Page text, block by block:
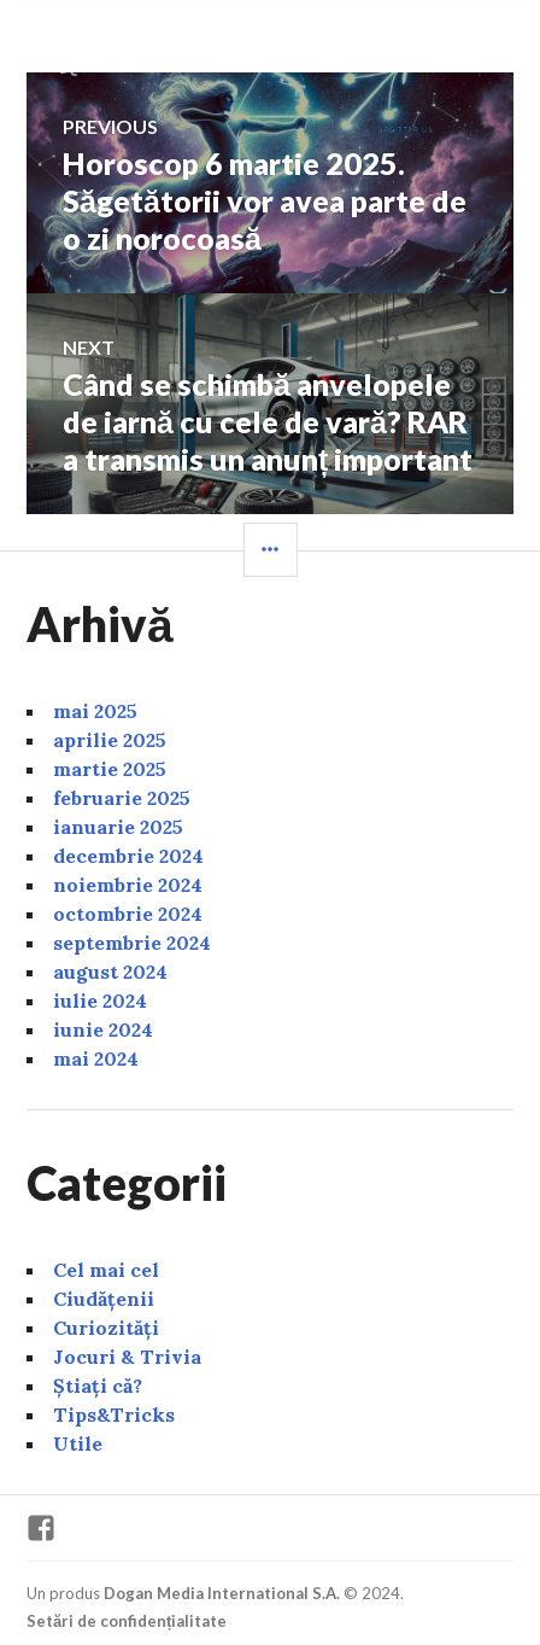
Navigare
în
articole
PREVIOUS
Previous
post:
Horoscop 6 martie 2025.
Săgetătorii vor avea parte de
o zi norocoasă
NEXT
Next
post:
Când se schimbă anvelopele
de iarnă cu cele de vară? RAR
a transmis un anunț important
Arhivă
mai 2025
aprilie 2025
martie 2025
februarie 2025
ianuarie 2025
decembrie 2024
noiembrie 2024
octombrie 2024
septembrie 2024
august 2024
iulie 2024
iunie 2024
mai 2024
Categorii
Cel mai cel
Ciudățenii
Curiozități
Jocuri & Trivia
Știați că?
Tips&Tricks
Utile
Un produs Dogan Media International S.A. © 2024.
Setări de confidențialitate